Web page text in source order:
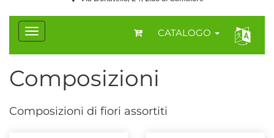
CATALOGO
Composizioni
Composizioni di fiori assortiti